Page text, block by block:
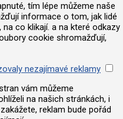
tím lépe můžeme naše
informace o tom, jak lidé
co klikají. a na které odkazy
cookie shromažďují,
nezajímavé reklamy
vám můžeme
na našich stránkách, i
reklam bude pořád